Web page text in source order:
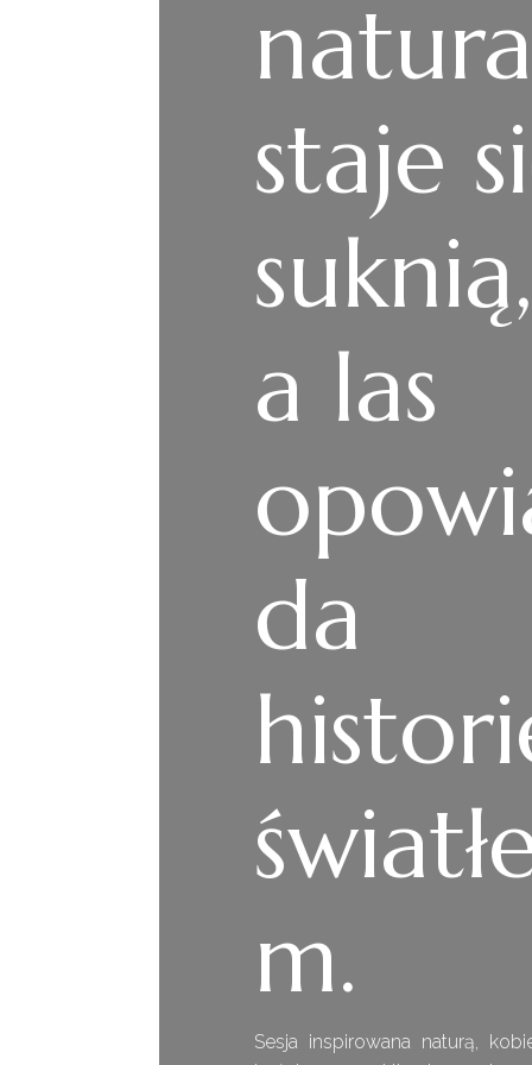
natura
staje
suknią,
a las
da
m.
Sesja inspirowana naturą,